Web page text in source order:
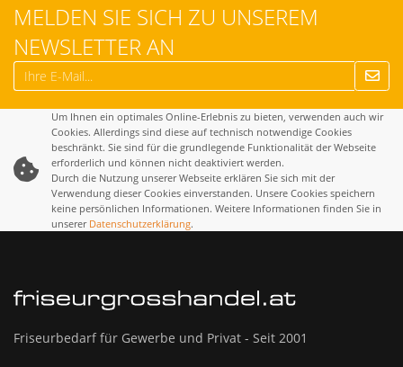
MELDEN SIE SICH ZU UNSEREM
NEWSLETTER AN
Um Ihnen ein optimales Online-Erlebnis zu bieten, verwenden auch wir
Cookies. Allerdings sind diese auf technisch notwendige Cookies
beschränkt. Sie sind für die grundlegende Funktionalität der Webseite
erforderlich und können nicht deaktiviert werden.
Durch die Nutzung unserer Webseite erklären Sie sich mit der
Verwendung dieser Cookies einverstanden. Unsere Cookies speichern
keine persönlichen Informationen. Weitere Informationen finden Sie in
unserer Datenschutzerklärung.
Friseurbedarf für Gewerbe und Privat - Seit 2001